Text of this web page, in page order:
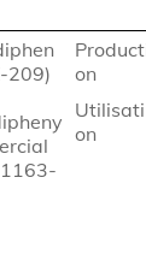
209)
on
Utilisati
on